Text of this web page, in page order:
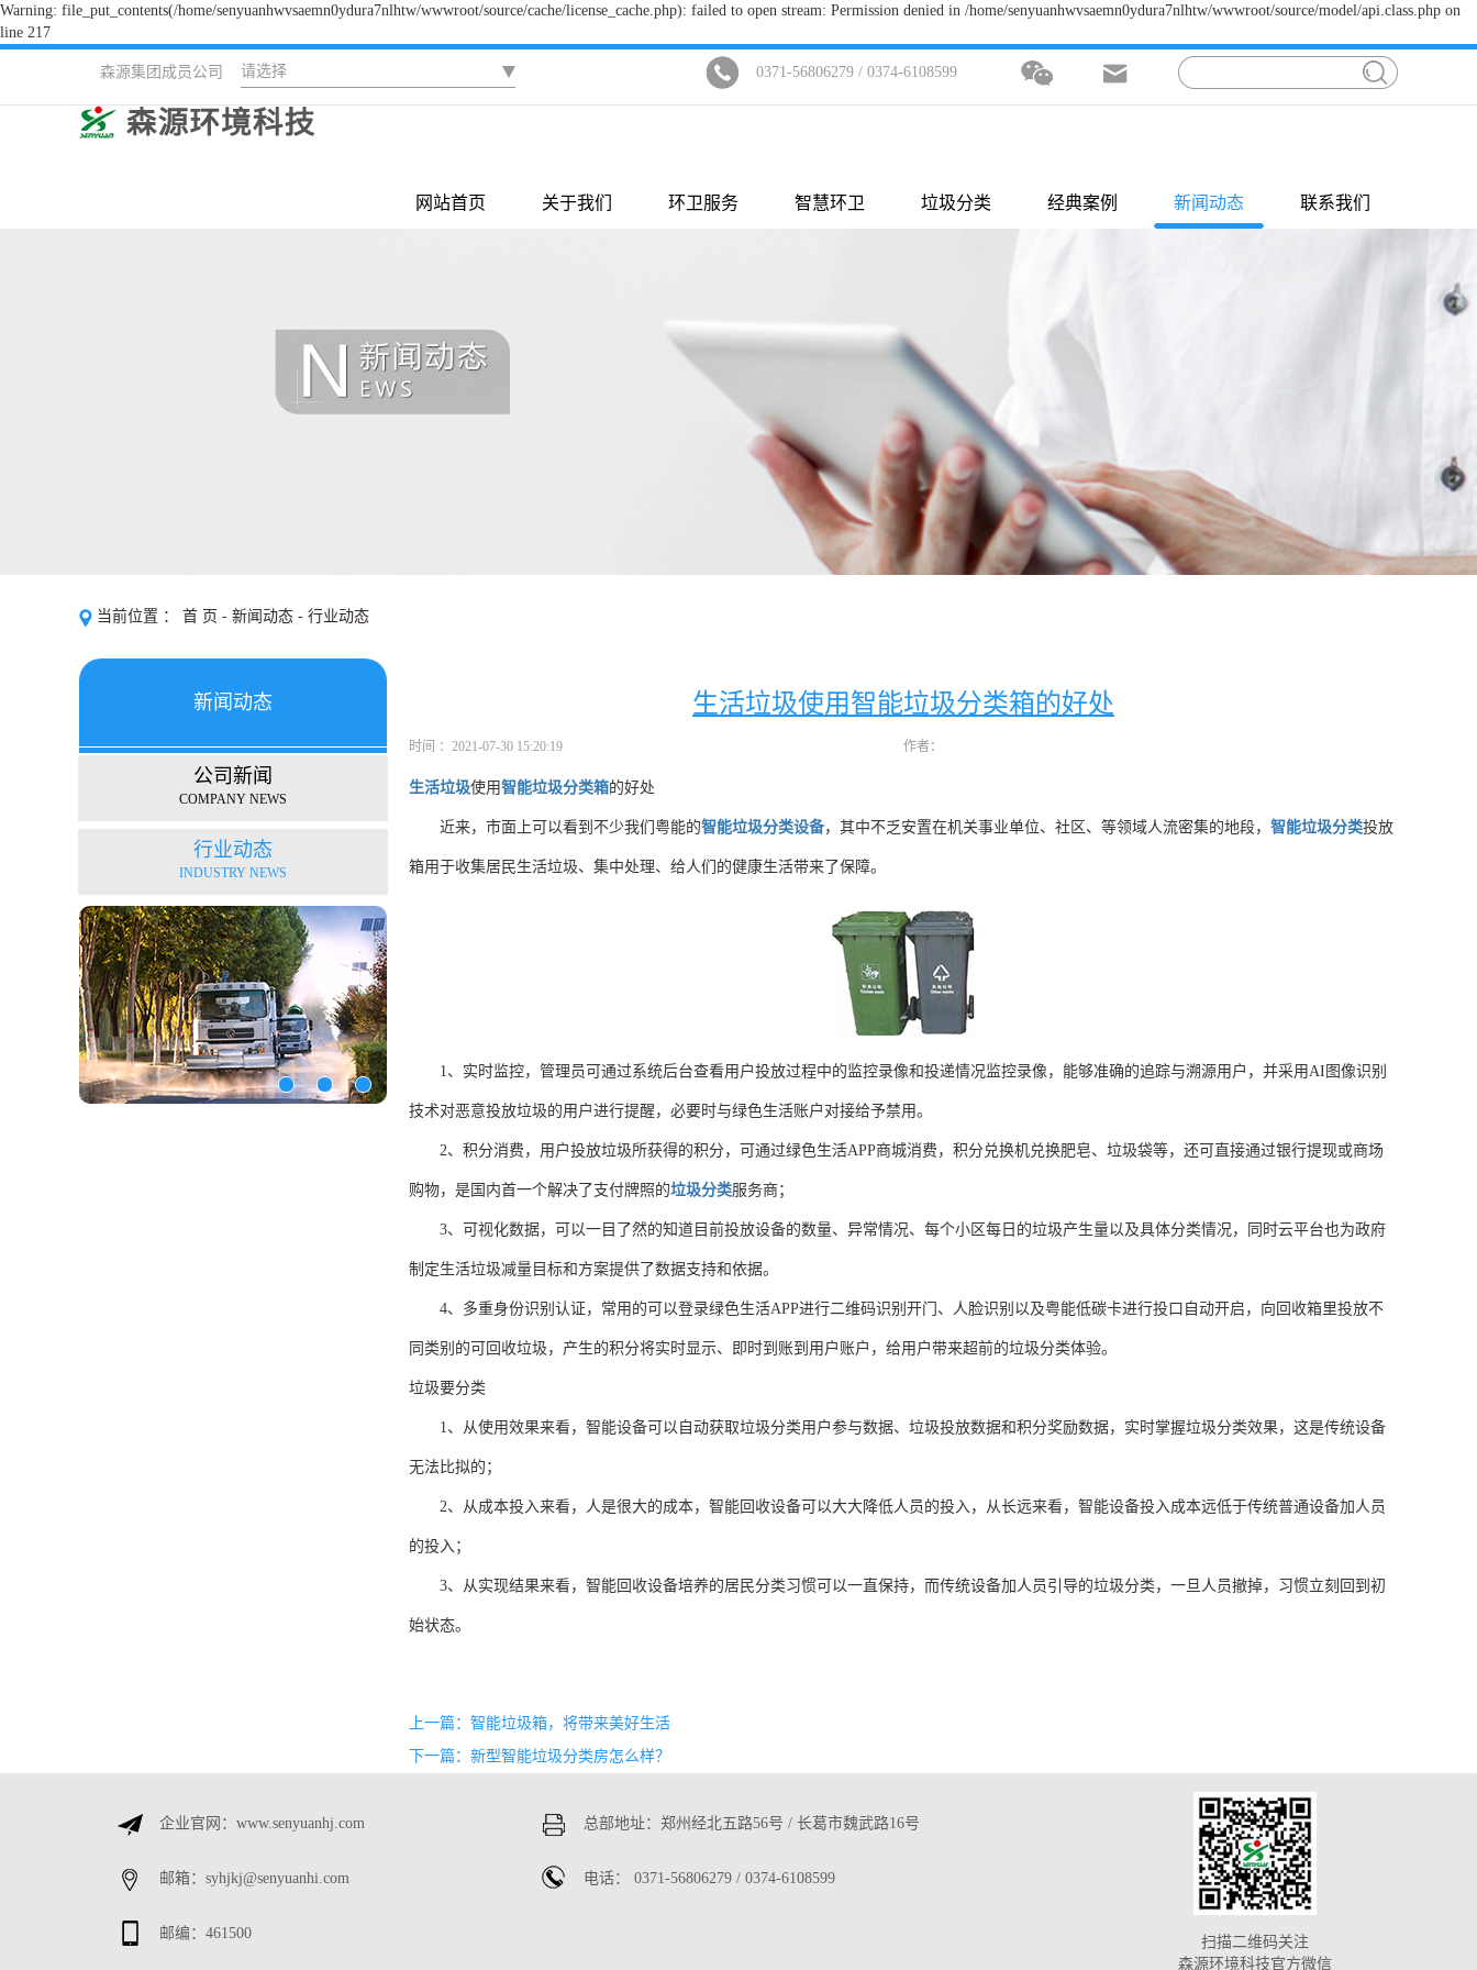
Warning: file_put_contents(/home/senyuanhwvsaemn0ydura7nlhtw/wwwroot/source/cache/license_cache.php): failed to open stream: Permission denied in /home/senyuanhwvsaemn0ydura7nlhtw/wwwroot/source/model/api.class.php on
line 217
森源集团成员公司 请选择 0371-56806279 / 0374-6108599
网站首页 关于我们 环卫服务 智慧环卫 垃圾分类 经典案例 新闻动态 联系我们
当前位置 ： 首 页 - 新闻动态 - 行业动态
新闻动态
NEWS
公司新闻
COMPANY NEWS
行业动态
INDUSTRY NEWS
生活垃圾使用智能垃圾分类箱的好处
时间 ：2021-07-30 15:20:19 作者：
生活垃圾使用智能垃圾分类箱的好处
近来，市面上可以看到不少我们粤能的智能垃圾分类设备，其中不乏安置在机关事业单位、社区、等领域人流密集的地段， 智能垃圾分类投放
箱用于收集居民生活垃圾、集中处理、给人们的健康生活带来了保障。
1、实时监控，管理员可通过系统后台查看用户投放过程中的监控录像和投递情况监控录像，能够准确的追踪与溯源用户，并采用AI图像识别
技术对恶意投放垃圾的用户进行提醒，必要时与绿色生活账户对接给予禁用。
2、积分消费，用户投放垃圾所获得的积分，可通过绿色生活APP商城消费，积分兑换机兑换肥皂、垃圾袋等，还可直接通过银行提现或商场
购物，是国内首一个解决了支付牌照的垃圾分类服务商；
3、可视化数据，可以一目了然的知道目前投放设备的数量、异常情况、每个小区每日的垃圾产生量以及具体分类情况，同时云平台也为政府
制定生活垃圾减量目标和方案提供了数据支持和依据。
4、多重身份识别认证，常用的可以登录绿色生活APP进行二维码识别开门、人脸识别以及粤能低碳卡进行投口自动开启，向回收箱里投放不
同类别的可回收垃圾，产生的积分将实时显示、即时到账到用户账户，给用户带来超前的垃圾分类体验。
垃圾要分类
1、从使用效果来看，智能设备可以自动获取垃圾分类用户参与数据、垃圾投放数据和积分奖励数据，实时掌握垃圾分类效果，这是传统设备
无法比拟的；
2、从成本投入来看，人是很大的成本，智能回收设备可以大大降低人员的投入，从长远来看，智能设备投入成本远低于传统普通设备加人员
的投入；
3、从实现结果来看，智能回收设备培养的居民分类习惯可以一直保持，而传统设备加人员引导的垃圾分类，一旦人员撤掉，习惯立刻回到初
始状态。
上一篇： 智能垃圾箱，将带来美好生活
下一篇： 新型智能垃圾分类房怎么样？
企业官网：www.senyuanhj.com 总部地址：郑州经北五路56号 / 长葛市魏武路16号
邮箱：syhjkj@senyuanhi.com 电话： 0371-56806279 / 0374-6108599
邮编：461500
扫描二维码关注
森源环境科技官方微信